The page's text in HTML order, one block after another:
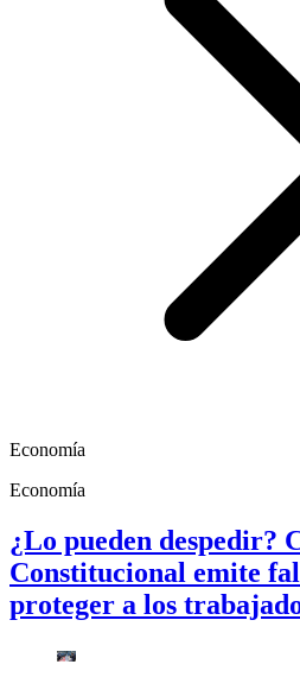
Economía
Economía
¿Lo pueden despedir?
Constitucional emite
proteger a los